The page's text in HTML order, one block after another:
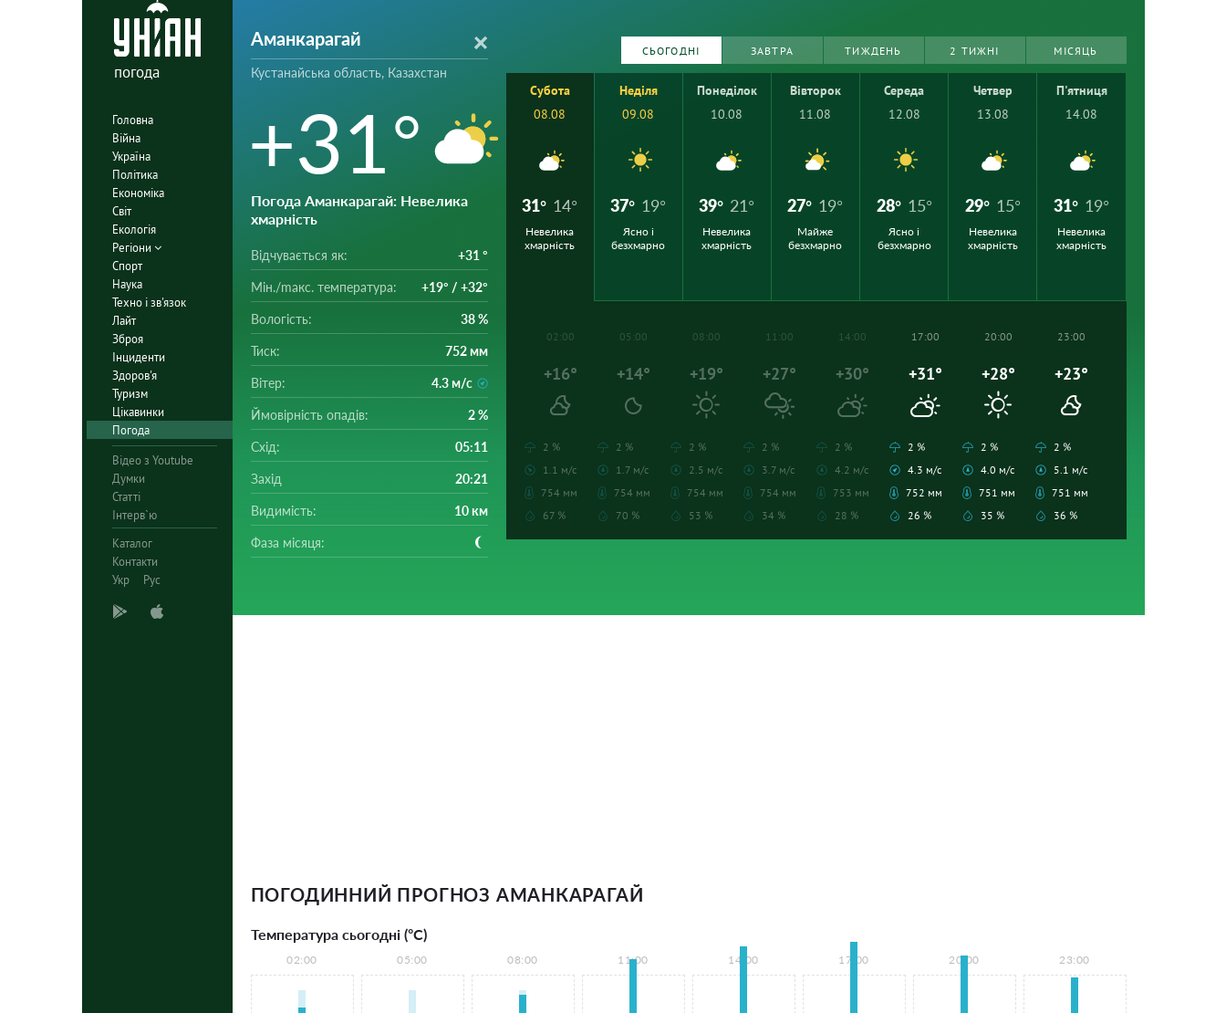
погода
Головна
Війна
Україна
Політика
Економіка
Світ
Екологія
Регіони
Спорт
Наука
Техно і зв'язок
Лайт
Зброя
Інциденти
Здоров'я
Туризм
Цікавинки
Погода
Відео з Youtube
Думки
Статті
Інтерв`ю
Каталог
Контакти
Укр
Рус
Аманкарагай
Кустанайська область, Казахстан
+31°
Погода Аманкарагай: Невелика
хмарність
Відчувається як: +31 °
Мін./mакс. температура: +19° / +32°
Вологість: 38 %
Тиск: 752 мм
Вітер: 4.3 м/с
Ймовірність опадів: 2 %
Схід: 05:11
Захід 20:21
Видимість: 10 км
Фаза місяця:
СЬОГОДНІ ЗАВТРА ТИЖДЕНЬ 2 ТИЖНІ МІСЯЦЬ
Субота
08.08
31° 14°
Невелика
хмарність
Неділя
09.08
37° 19°
Ясно і
безхмарно
Понеділок
10.08
39° 21°
Невелика
хмарність
Вівторок
11.08
27° 19°
Майже
безхмарно
Середа
12.08
28° 15°
Ясно і
безхмарно
Четвер
13.08
29° 15°
Невелика
хмарність
П'ятниця
14.08
31° 19°
Невелика
хмарність
02:00
+16°
2 %
1.1 м/с
754 мм
67 %
05:00
+14°
2 %
1.7 м/с
754 мм
70 %
08:00
+19°
2 %
2.5 м/с
754 мм
53 %
11:00
+27°
2 %
3.7 м/с
754 мм
34 %
14:00
+30°
2 %
4.2 м/с
753 мм
28 %
17:00
+31°
2 %
4.3 м/с
752 мм
26 %
20:00
+28°
2 %
4.0 м/с
751 мм
35 %
23:00
+23°
2 %
5.1 м/с
751 мм
36 %
ПОГОДИННИЙ ПРОГНОЗ АМАНКАРАГАЙ
Температура сьогодні (°С)
02:00 05:00 08:00 11:00 14:00 17:00 20:00 23:00